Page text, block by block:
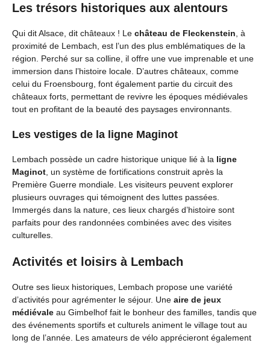
Les trésors historiques aux alentours
Qui dit Alsace, dit châteaux ! Le château de Fleckenstein , à
proximité de Lembach, est l’un des plus emblématiques de la
région. Perché sur sa colline, il offre une vue imprenable et une
immersion dans l’histoire locale. D’autres châteaux, comme
celui du Froensbourg, font également partie du circuit des
châteaux forts, permettant de revivre les époques médiévales
tout en profitant de la beauté des paysages environnants.
Les vestiges de la ligne Maginot
Lembach possède un cadre historique unique lié à la ligne
Maginot , un système de fortifications construit après la
Première Guerre mondiale. Les visiteurs peuvent explorer
plusieurs ouvrages qui témoignent des luttes passées.
Immergés dans la nature, ces lieux chargés d’histoire sont
parfaits pour des randonnées combinées avec des visites
culturelles.
Activités et loisirs à Lembach
Outre ses lieux historiques, Lembach propose une variété
d’activités pour agrémenter le séjour. Une aire de jeux
médiévale au Gimbelhof fait le bonheur des familles, tandis que
des événements sportifs et culturels animent le village tout au
long de l’année. Les amateurs de vélo apprécieront également